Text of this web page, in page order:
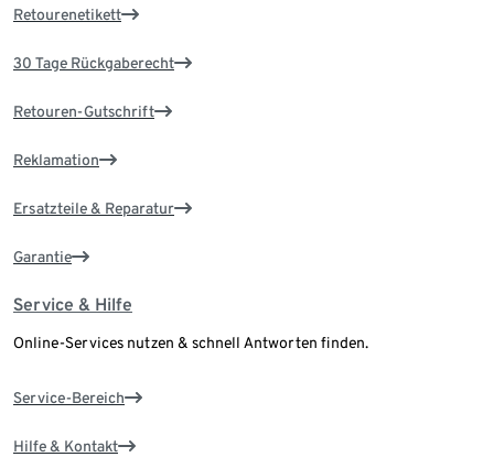
Retourenetikett
30 Tage Rückgaberecht
Retouren-Gutschrift
Reklamation
Ersatzteile & Reparatur
Garantie
Service & Hilfe
Online-Services nutzen & schnell Antworten finden.
Service-Bereich
Hilfe & Kontakt